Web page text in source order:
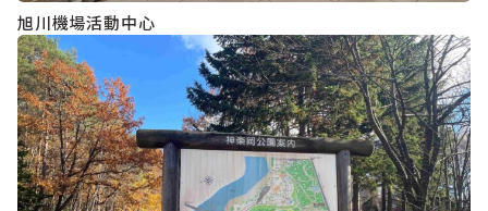
旭川機場活動中心